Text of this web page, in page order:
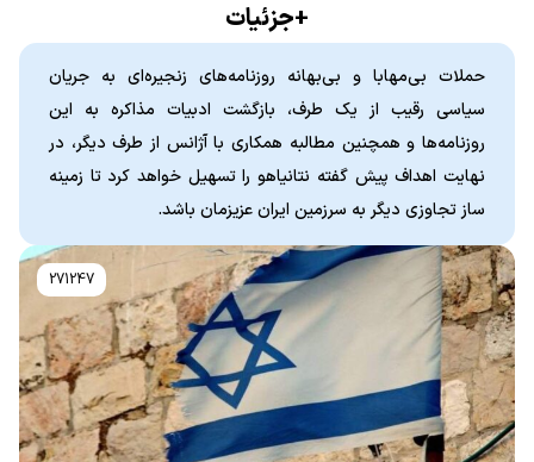
+جزئیات
حملات بی‌مهابا و بی‌بهانه‌ روزنامه‌های زنجیره‌ای به جریان
سیاسی رقیب از یک طرف، بازگشت ادبیات مذاکره به این
روزنامه‌ها و همچنین مطالبه همکاری با آژانس از طرف دیگر، در
نهایت اهداف پیش گفته نتانیاهو را تسهیل خواهد کرد تا زمینه
ساز تجاوزی دیگر به سرزمین ایران عزیزمان باشد.
271247